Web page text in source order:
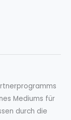
Mediums für
durch die